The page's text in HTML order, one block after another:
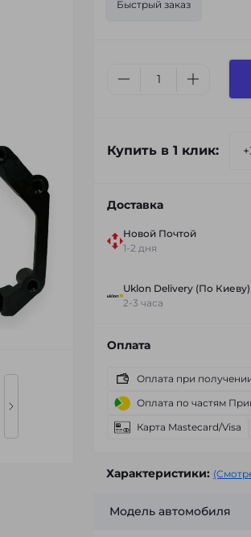
Быстрый заказ
Купить в 1 клик:
Доставка
Новой Почтой
1-2 дня
Uklon Delivery (По Киеву)
2-3 часа
Оплата
Оплата при
Оплата по частям
Карта Mastecard/Visa
Характеристики:
Модель автомобиля